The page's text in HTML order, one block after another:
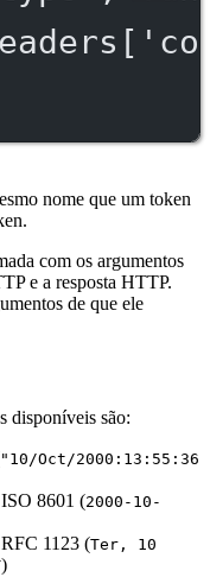
nome que um token
com os argumentos
e a resposta HTTP.
de que ele
disponíveis são:
"10/Oct/2000:13:55:36
8601 (2000-10-
1123 (Ter, 10
)